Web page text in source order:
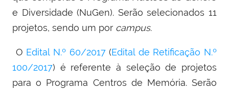
e Diversidade (NuGen). Serão selecionados 11
projetos, sendo um por campus.
O Edital N.º 60/2017(Edital de Retificação N.º
100/2017) é referente à seleção de projetos
para o Programa Centros de Memória. Serão